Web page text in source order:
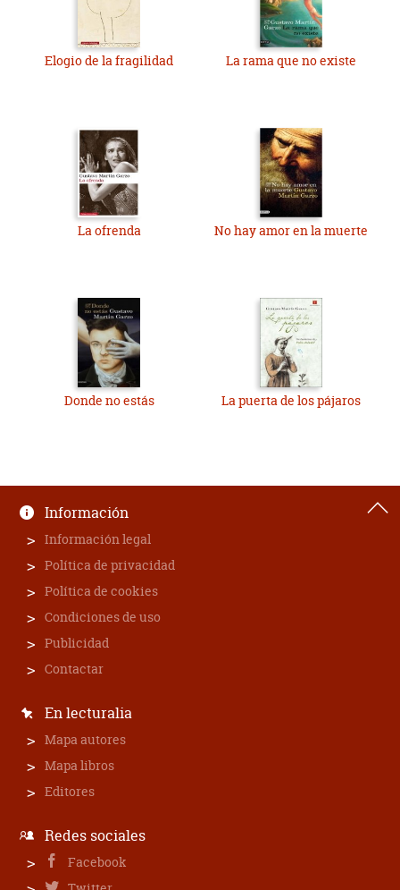
Elogio de la fragilidad La rama que no existe
La ofrenda No hay amor en la muerte
Donde no estás La puerta de los pájaros
Información
Información legal
Política de privacidad
Política de cookies
Condiciones de uso
Publicidad
Contactar
En lecturalia
Mapa autores
Mapa libros
Editores
Redes sociales
Facebook